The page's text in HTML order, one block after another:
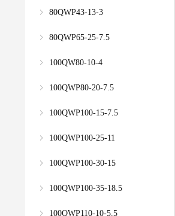
80QWP43-13-3
80QWP65-25-7.5
100QW80-10-4
100QWP80-20-7.5
100QWP100-15-7.5
100QWP100-25-11
100QWP100-30-15
100QWP100-35-18.5
100QWP110-10-5.5